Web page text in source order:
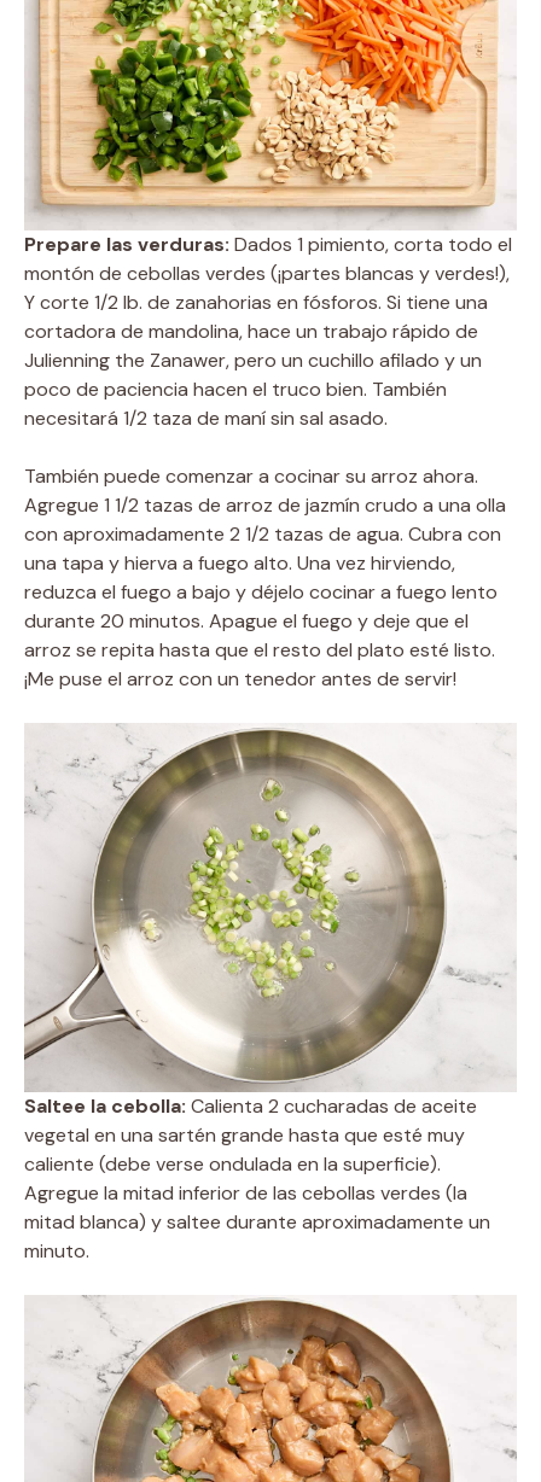
Prepare las verduras: Dados 1 pimiento, corta todo el
montón de cebollas verdes (¡partes blancas y verdes!),
Y corte 1/2 lb. de zanahorias en fósforos. Si tiene una
cortadora de mandolina, hace un trabajo rápido de
Julienning the Zanawer, pero un cuchillo afilado y un
poco de paciencia hacen el truco bien. También
necesitará 1/2 taza de maní sin sal asado.
También puede comenzar a cocinar su arroz ahora.
Agregue 1 1/2 tazas de arroz de jazmín crudo a una olla
con aproximadamente 2 1/2 tazas de agua. Cubra con
una tapa y hierva a fuego alto. Una vez hirviendo,
reduzca el fuego a bajo y déjelo cocinar a fuego lento
durante 20 minutos. Apague el fuego y deje que el
arroz se repita hasta que el resto del plato esté listo.
¡Me puse el arroz con un tenedor antes de servir!
Saltee la cebolla: Calienta 2 cucharadas de aceite
vegetal en una sartén grande hasta que esté muy
caliente (debe verse ondulada en la superficie).
Agregue la mitad inferior de las cebollas verdes (la
mitad blanca) y saltee durante aproximadamente un
minuto.